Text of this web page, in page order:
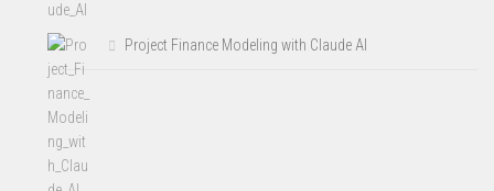
Project Finance Modeling with Claude AI